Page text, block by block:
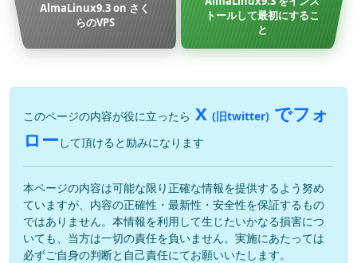
AlmaLinux9.3 on さく
らのVPS
トールして最初にするこ
と
このページの内容が役に立ったら X (旧twitter) でフォ
ロー して頂けると励みになります
本ページの内容は可能な限り正確な情報を提供するよう努め
ていますが、内容の正確性・最新性・安全性を保証するもの
ではありません。本情報を利用して生じたいかなる損害につ
いても、当方は一切の責任を負いません。実施にあたっては
必ずご自身の判断と自己責任にてお願いいたします。